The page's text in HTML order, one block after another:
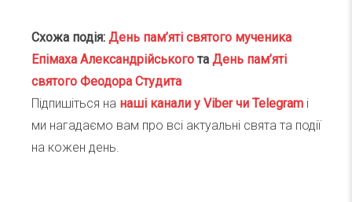
Схожа подія: День пам’яті святого мученика
Епімаха Александрійського та День пам’яті
святого Феодора Студита
Підпишіться на наші канали у Viber чи Telegram і
ми нагадаємо вам про всі актуальні свята та події
на кожен день.